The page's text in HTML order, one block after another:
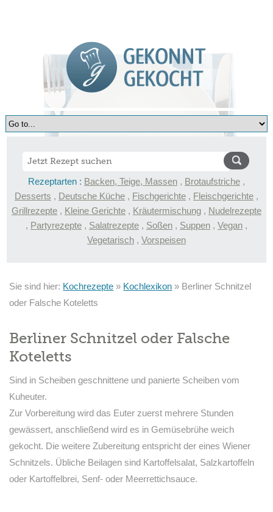
Rezeptarten : Backen, Teige, Massen , Brotaufstriche ,
Desserts , Deutsche Küche , Fischgerichte , Fleischgerichte ,
Grillrezepte , Kleine Gerichte , Kräutermischung , Nudelrezepte
, Partyrezepte , Salatrezepte , Soßen , Suppen , Vegan ,
Vegetarisch , Vorspeisen
Sie sind hier: Kochrezepte » Kochlexikon » Berliner Schnitzel
oder Falsche Koteletts
Berliner Schnitzel oder Falsche
Koteletts
Sind in Scheiben geschnittene und panierte Scheiben vom
Kuheuter.
Zur Vorbereitung wird das Euter zuerst mehrere Stunden
gewässert, anschließend wird es in Gemüsebrühe weich
gekocht. Die weitere Zubereitung entspricht der eines Wiener
Schnitzels. Übliche Beilagen sind Kartoffelsalat, Salzkartoffeln
oder Kartoffelbrei, Senf- oder Meerrettichsauce.